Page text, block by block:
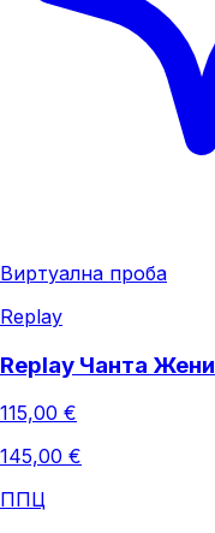
Виртуална проба
Replay
Replay Чанта Жени
115,00 €
145,00 €
ППЦ